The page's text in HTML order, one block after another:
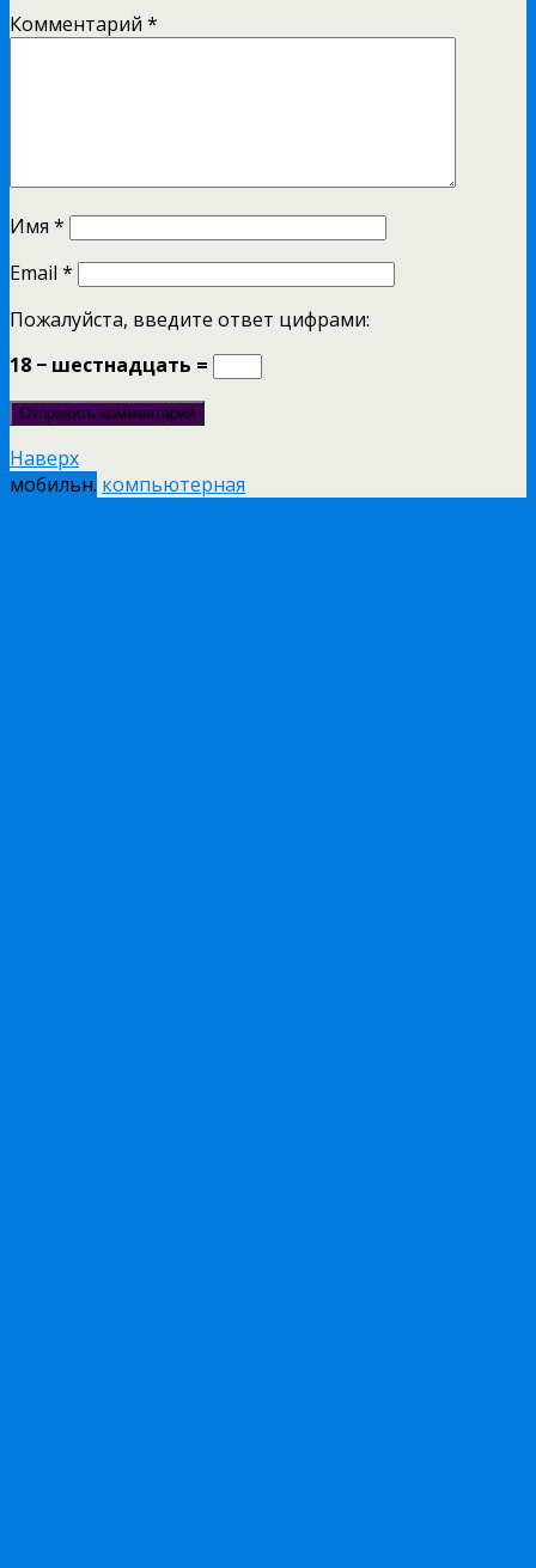
Комментарий *
Имя *
Email *
Пожалуйста, введите ответ цифрами:
18 − шестнадцать =
Наверх
мобильн. компьютерная